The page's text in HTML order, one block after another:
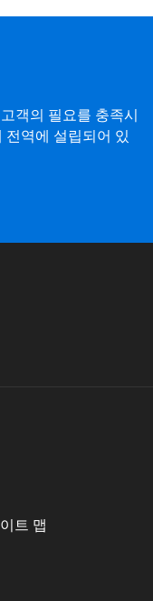
객의 필요를 충족시
전역에 설립되어 있
트 맵